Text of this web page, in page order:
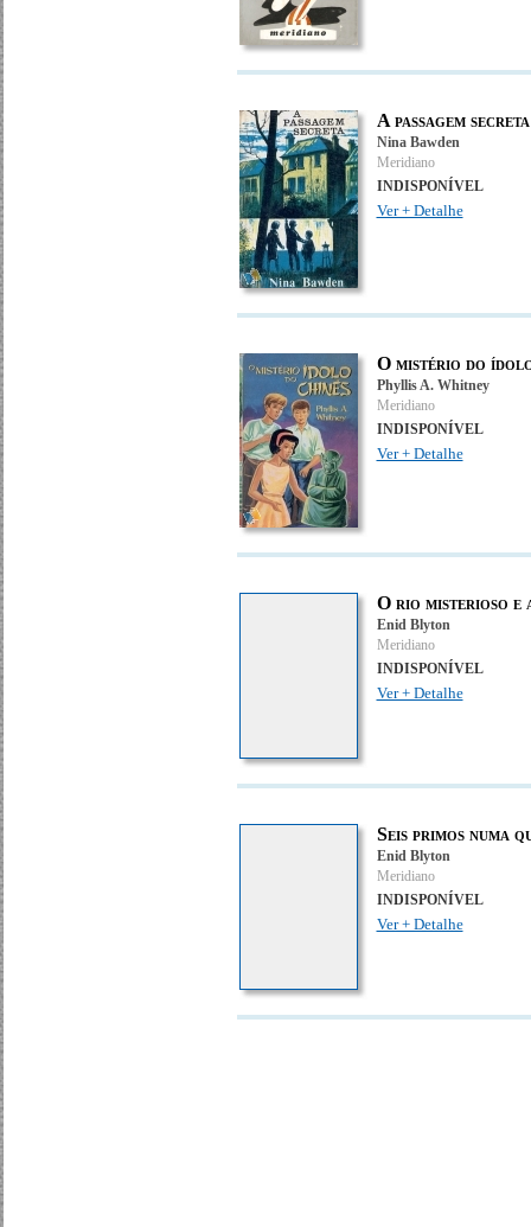
A passagem secreta
Nina Bawden
Meridiano
INDISPONÍVEL
Ver + Detalhe
O mistério do
Phyllis A. Whitney
Meridiano
INDISPONÍVEL
Ver + Detalhe
O rio misterioso e
Enid Blyton
Meridiano
INDISPONÍVEL
Ver + Detalhe
Seis primos numa
Enid Blyton
Meridiano
INDISPONÍVEL
Ver + Detalhe